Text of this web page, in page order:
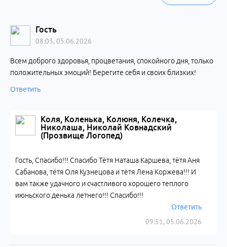
Гость
08:03, 05.06.2026
Всем доброго здоровья, процветания, спокойного дня, только
положительных эмоций! Берегите себя и своих близких!
Ответить
Коля, Коленька, Колюня, Колечка,
Николаша, Николай Ковнадский
(Прозвище Логопед)
09:51, 05.06.2026
Гость, Спасибо!!! Спасибо Тётя Наташа Каршева, тётя Аня
Сабанова, тётя Оля Кузнецова и тётя Лена Коржева!!! И
вам также удачного и счастливого хорошего теплого
июньского денька летнего!!! Спасибо!!!
Ответить